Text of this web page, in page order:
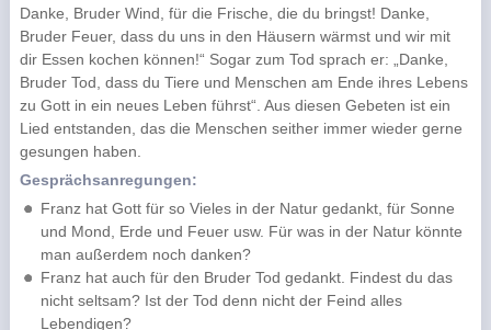
Danke, Bruder Wind, für die Frische, die du bringst! Danke,
Bruder Feuer, dass du uns in den Häusern wärmst und wir mit
dir Essen kochen können!“ Sogar zum Tod sprach er: „Danke,
Bruder Tod, dass du Tiere und Menschen am Ende ihres Lebens
zu Gott in ein neues Leben führst“. Aus diesen Gebeten ist ein
Lied entstanden, das die Menschen seither immer wieder gerne
gesungen haben.
Gesprächsanregungen:
Franz hat Gott für so Vieles in der Natur gedankt, für Sonne
und Mond, Erde und Feuer usw. Für was in der Natur könnte
man außerdem noch danken?
Franz hat auch für den Bruder Tod gedankt. Findest du das
nicht seltsam? Ist der Tod denn nicht der Feind alles
Lebendigen?